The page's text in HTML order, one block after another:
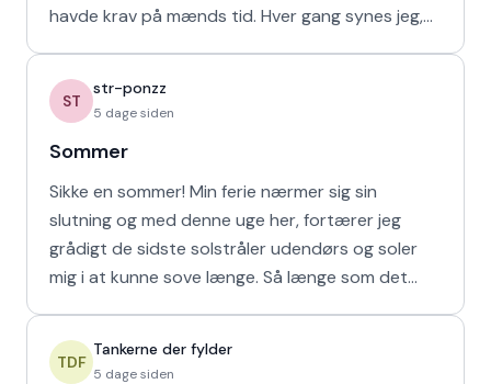
havde krav på mænds tid. Hver gang synes jeg,
ST
str-ponzz
5 dage siden
Sommer
Sikke en sommer! Min ferie nærmer sig sin
slutning og med denne uge her, fortærer jeg
grådigt de sidste solstråler udendørs og soler
mig i at kunne sove længe. Så længe som det
TDF
Tankerne der fylder
5 dage siden